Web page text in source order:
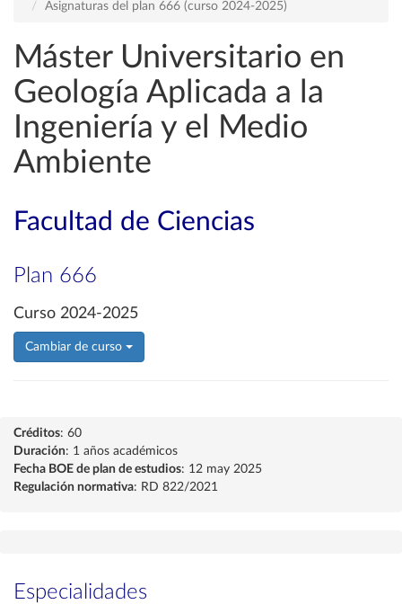
Asignaturas del plan 666 (curso 2024-2025)
Máster Universitario en
Geología Aplicada a la
Ingeniería y el Medio
Ambiente
Facultad de Ciencias
Plan 666
Curso 2024-2025
Cambiar de curso
Créditos: 60
Duración: 1 años académicos
Fecha BOE de plan de estudios: 12 may 2025
Regulación normativa: RD 822/2021
Especialidades